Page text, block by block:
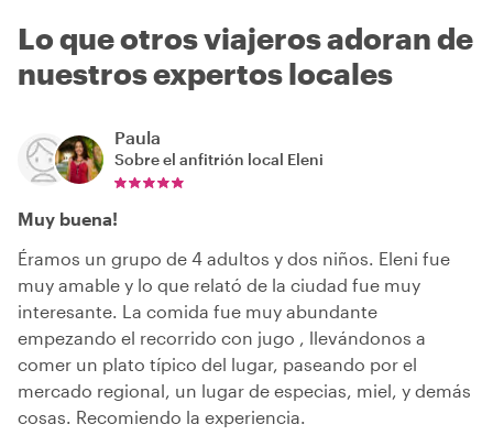
Lo que otros viajeros adoran de
nuestros expertos locales
Paula
Sobre el anfitrión local Eleni
Muy buena!
Éramos un grupo de 4 adultos y dos niños. Eleni fue
muy amable y lo que relató de la ciudad fue muy
interesante. La comida fue muy abundante
empezando el recorrido con jugo , llevándonos a
comer un plato típico del lugar, paseando por el
mercado regional, un lugar de especias, miel, y demás
cosas. Recomiendo la experiencia.